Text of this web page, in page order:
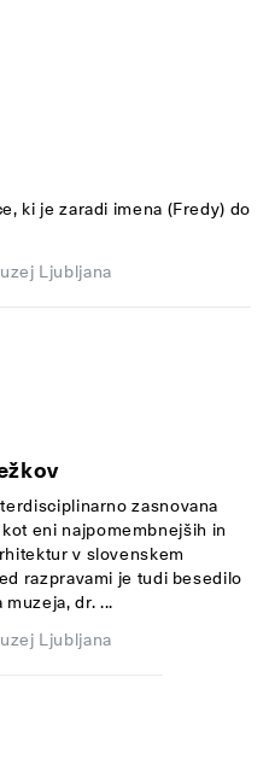
ki je zaradi imena (Fredy) do
Ljubljana
zasnovana
eni najpomembnejših in
v slovenskem
razpravami je tudi besedilo
dr. ...
Ljubljana